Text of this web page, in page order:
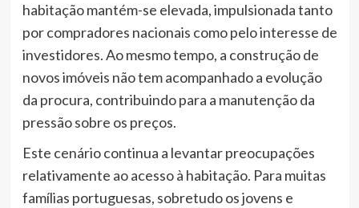
habitação mantém-se elevada, impulsionada tanto
por compradores nacionais como pelo interesse de
investidores. Ao mesmo tempo, a construção de
novos imóveis não tem acompanhado a evolução
da procura, contribuindo para a manutenção da
pressão sobre os preços.
Este cenário continua a levantar preocupações
relativamente ao acesso à habitação. Para muitas
famílias portuguesas, sobretudo os jovens e